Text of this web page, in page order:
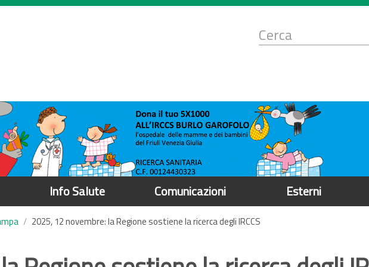
Form
di
Info Salute Comunicazioni Esterni
2025, 12 novembre: la Regione sostiene la ricerca degli IRCCS